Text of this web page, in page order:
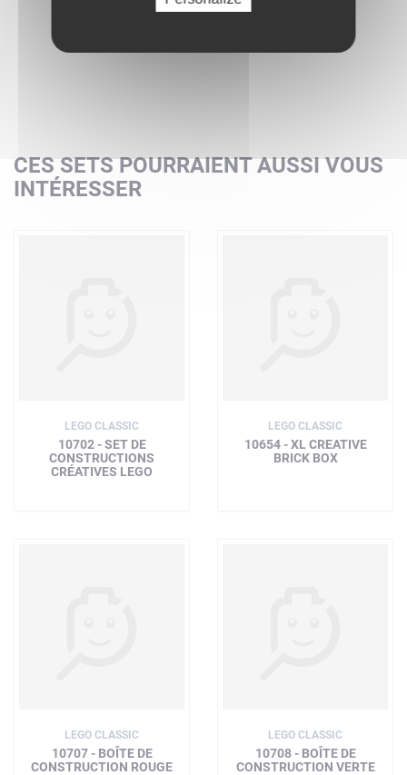
CES SETS POURRAIENT AUSSI VOUS
INTÉRESSER
LEGO CLASSIC
10702 - SET DE
CONSTRUCTIONS
CRÉATIVES LEGO
LEGO CLASSIC
10654 - XL CREATIVE
BRICK BOX
LEGO CLASSIC
10707 - BOÎTE DE
CONSTRUCTION ROUGE
LEGO CLASSIC
10708 - BOÎTE DE
CONSTRUCTION VERTE